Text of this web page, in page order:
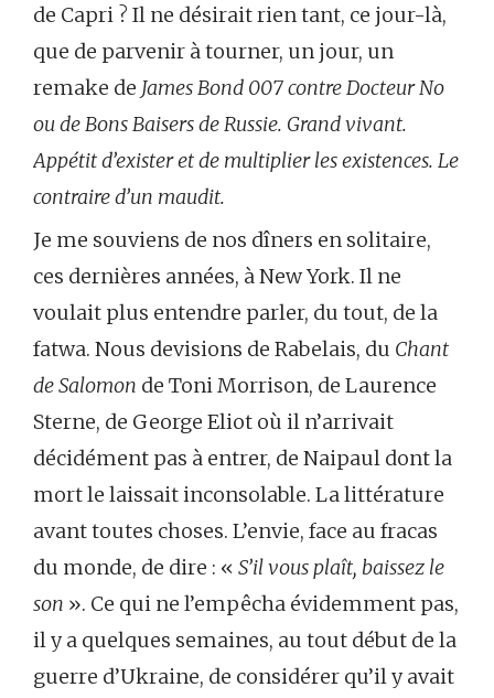
de Capri ? Il ne désirait rien tant, ce jour-là,
que de parvenir à tourner, un jour, un
remake de James Bond 007 contre Docteur No
ou de Bons Baisers de Russie. Grand vivant.
Appétit d’exister et de multiplier les existences. Le
contraire d’un maudit.
Je me souviens de nos dîners en solitaire,
ces dernières années, à New York. Il ne
voulait plus entendre parler, du tout, de la
fatwa. Nous devisions de Rabelais, du Chant
de Salomon de Toni Morrison, de Laurence
Sterne, de George Eliot où il n’arrivait
décidément pas à entrer, de Naipaul dont la
mort le laissait inconsolable. La littérature
avant toutes choses. L’envie, face au fracas
du monde, de dire : « S’il vous plaît, baissez le
son ». Ce qui ne l’empêcha évidemment pas,
il y a quelques semaines, au tout début de la
guerre d’Ukraine, de considérer qu’il y avait